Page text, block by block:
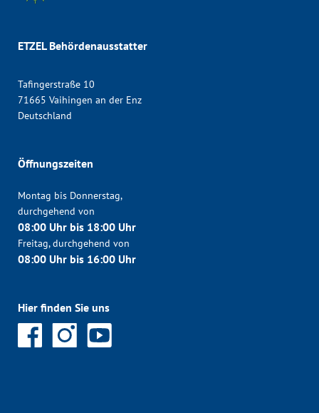
ETZEL Behördenausstatter
Tafingerstraße 10
71665 Vaihingen an der Enz
Deutschland
Öffnungszeiten
Montag bis Donnerstag,
durchgehend von
08:00 Uhr bis 18:00 Uhr
Freitag, durchgehend von
08:00 Uhr bis 16:00 Uhr
Hier finden Sie uns